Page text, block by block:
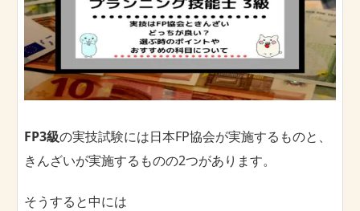
FP3級の実技試験には日本FP協会が実施するものと、
きんざいが実施するものの2つがあります。
そうすると中には